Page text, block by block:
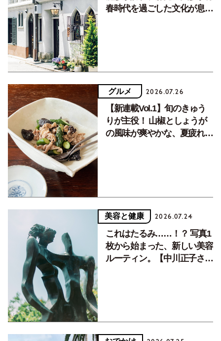
春時代を過ごした文化が息づ
グルメ 2026.07.26
【新連載Vol.1】旬のきゅう
りが主役！ 山椒としょうが
の風味が爽やかな、夏疲れを
美容と健康 2026.07.24
これはたるみ……！？ 写真1
枚から始まった、新しい美容
ルーティン。【中川正子さん